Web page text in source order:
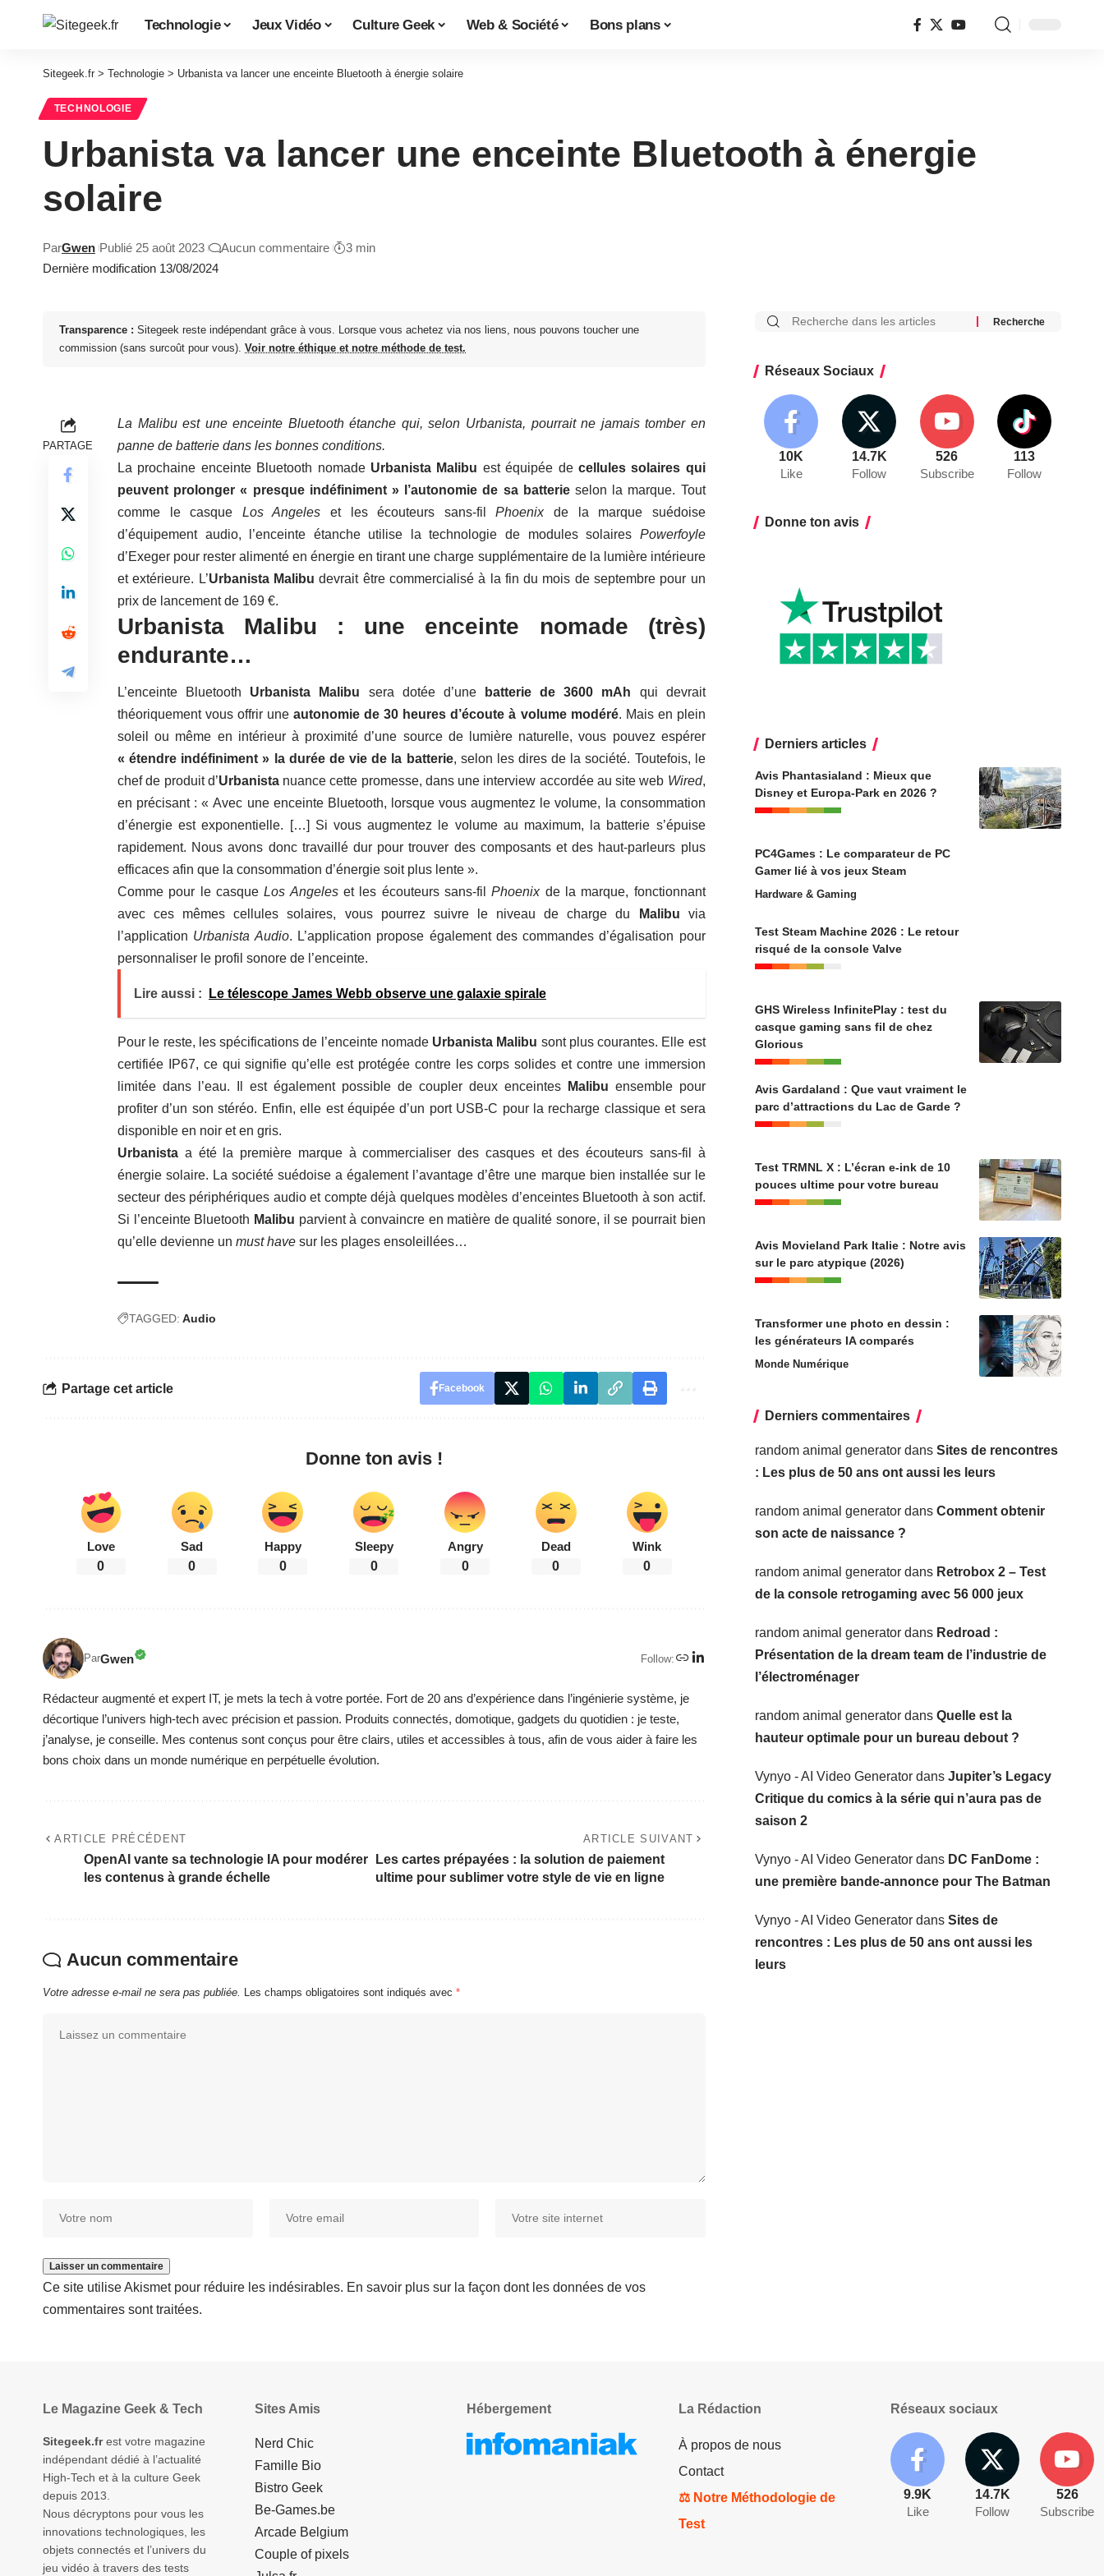
Technologie Jeux Vidéo Culture Geek Web & Société Bons plans
Sitegeek.fr > Technologie > Urbanista va lancer une enceinte Bluetooth à énergie solaire
TECHNOLOGIE
Urbanista va lancer une enceinte Bluetooth à énergie
solaire
Dernière modification 13/08/2024
ParGwen Publié 25 août 2023 Aucun commentaire 3 min
Transparence : Sitegeek reste indépendant grâce à vous. Lorsque vous achetez via nos liens, nous pouvons toucher une
commission (sans surcoût pour vous). Voir notre éthique et notre méthode de test.
PARTAGE
La Malibu est une enceinte Bluetooth étanche qui, selon Urbanista, pourrait ne jamais tomber en
panne de batterie dans les bonnes conditions.
La prochaine enceinte Bluetooth nomadeUrbanista Malibu est équipée decellules solaires qui
peuvent prolonger « presque indéfiniment » l’autonomie de sa batterieselon la marque. Tout
comme le casque Los Angeles et les écouteurs sans-filPhoenixde la marque suédoise
d’équipement audio, l’enceinte étanche utilise la technologie de modules solaires Powerfoyle
d’Exeger pour rester alimenté en énergie en tirant une charge supplémentaire de la lumière intérieure
et extérieure. L’Urbanista Malibudevrait être commercialisé à la fin du mois de septembre pour un
prix de lancement de 169 €.
Urbanista Malibu : une enceinte nomade (très)
endurante…
L’enceinte Bluetooth Urbanista Malibu sera dotée d’une batterie de 3600 mAh qui devrait
théoriquement vous offrir uneautonomie de 30 heures d’écoute à volume modéré. Mais en plein
soleil ou même en intérieur à proximité d’une source de lumière naturelle, vous pouvez espérer
« étendre indéfiniment » la durée de vie de la batterie, selon les dires de la société. Toutefois, le
chef de produit d’Urbanista nuance cette promesse, dans une interview accordée au site web Wired,
en précisant : « Avec une enceinte Bluetooth, lorsque vous augmentez le volume, la consommation
d’énergie est exponentielle. […] Si vous augmentez le volume au maximum, la batterie s’épuise
rapidement. Nous avons donc travaillé dur pour trouver des composants et des haut-parleurs plus
efficaces afin que la consommation d’énergie soit plus lente ».
Comme pour le casqueLos Angeleset les écouteurs sans-filPhoenix de la marque, fonctionnant
avec ces mêmes cellules solaires, vous pourrez suivre le niveau de charge du
Malibu via
l’application Urbanista Audio. L’application propose également des commandes d’égalisation pour
personnaliser le profil sonore de l’enceinte.
Lire aussi : Le télescope James Webb observe une galaxie spirale
Pour le reste, les spécifications de l’enceinte nomade Urbanista Malibu sont plus courantes. Elle est
certifiée IP67, ce qui signifie qu’elle est protégée contre les corps solides et contre une immersion
limitée dans l’eau. Il est également possible de coupler deux enceintes
Malibu ensemble pour
profiter d’un son stéréo. Enfin, elle est équipée d’un port USB-C pour la recharge classique et sera
disponible en noir et en gris.
Urbanista a été la première marque à commercialiser des casques et des écouteurs sans-fil à
énergie solaire. La société suédoise a également l’avantage d’être une marque bien installée sur le
secteur des périphériques audio et compte déjà quelques modèles d’enceintes Bluetooth à son actif.
Si l’enceinte Bluetooth Malibu parvient à convaincre en matière de qualité sonore, il se pourrait bien
qu’elle devienne un must have sur les plages ensoleillées…
TAGGED: Audio
Partage cet article Facebook
Donne ton avis !
Love
0
Sad
0
Happy
0
Sleepy
0
Angry
0
Dead
0
Wink
0
ParGwen Follow:
Rédacteur augmenté et expert IT, je mets la tech à votre portée. Fort de 20 ans d’expérience dans l’ingénierie système, je
décortique l’univers high-tech avec précision et passion. Produits connectés, domotique, gadgets du quotidien : je teste,
j’analyse, je conseille. Mes contenus sont conçus pour être clairs, utiles et accessibles à tous, afin de vous aider à faire les
bons choix dans un monde numérique en perpétuelle évolution.
ARTICLE PRÉCÉDENT
OpenAI vante sa technologie IA pour modérer
les contenus à grande échelle
ARTICLE SUIVANT
Les cartes prépayées : la solution de paiement
ultime pour sublimer votre style de vie en ligne
Aucun commentaire
Votre adresse e-mail ne sera pas publiée. Les champs obligatoires sont indiqués avec *
Ce site utilise Akismet pour réduire les indésirables. En savoir plus sur la façon dont les données de vos
commentaires sont traitées.
Réseaux Sociaux
10K
Like
14.7K
Follow
526
Subscribe
113
Follow
Donne ton avis
Derniers articles
Avis Phantasialand : Mieux que
Disney et Europa-Park en 2026 ?
PC4Games : Le comparateur de PC
Gamer lié à vos jeux Steam
Hardware & Gaming
Test Steam Machine 2026 : Le retour
risqué de la console Valve
GHS Wireless InfinitePlay : test du
casque gaming sans fil de chez
Glorious
Avis Gardaland : Que vaut vraiment le
parc d’attractions du Lac de Garde ?
Test TRMNL X : L’écran e-ink de 10
pouces ultime pour votre bureau
Avis Movieland Park Italie : Notre avis
sur le parc atypique (2026)
Transformer une photo en dessin :
les générateurs IA comparés
Monde Numérique
Derniers commentaires
random animal generatordans Sites de rencontres
: Les plus de 50 ans ont aussi les leurs
random animal generatordans Comment obtenir
son acte de naissance ?
random animal generatordans Retrobox 2 – Test
de la console retrogaming avec 56 000 jeux
random animal generatordans Redroad :
Présentation de la dream team de l’industrie de
l’électroménager
random animal generatordans Quelle est la
hauteur optimale pour un bureau debout ?
Vynyo - AI Video Generatordans Jupiter’s Legacy
Critique du comics à la série qui n’aura pas de
saison 2
Vynyo - AI Video Generatordans DC FanDome :
une première bande-annonce pour The Batman
Vynyo - AI Video Generatordans Sites de
rencontres : Les plus de 50 ans ont aussi les
leurs
Le Magazine Geek & Tech
Sitegeek.frest votre magazine
indépendant dédié à l’actualité
High-Tech et à la culture Geek
depuis 2013.
Nous décryptons pour vous les
innovations technologiques, les
objets connectés et l’univers du
jeu vidéo à travers des tests
Sites Amis
Nerd Chic
Famille Bio
Bistro Geek
Be-Games.be
Arcade Belgium
Couple of pixels
Hébergement La Rédaction
À propos de nous
Contact
⚖️ Notre Méthodologie de
Test
Réseaux sociaux
9.9K
Like
14.7K
Follow
526
Subscribe